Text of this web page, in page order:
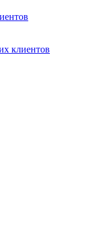
клиентов